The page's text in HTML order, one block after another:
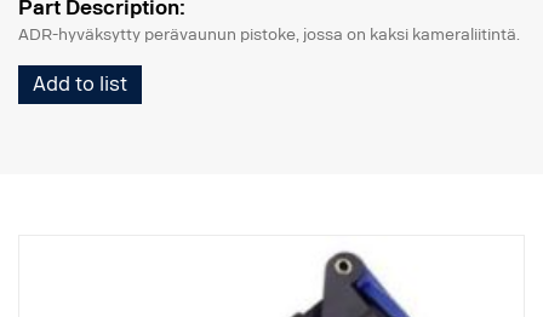
Part Description:
ADR-hyväksytty perävaunun pistoke, jossa on kaksi kameraliitintä.
Add to list